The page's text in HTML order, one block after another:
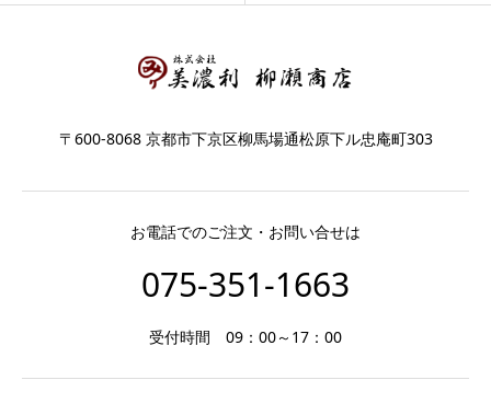
〒600-8068 京都市下京区柳馬場通松原下ル忠庵町303
お電話でのご注文・お問い合せは
075-351-1663
受付時間 09：00～17：00